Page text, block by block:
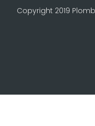
Copyright 2019